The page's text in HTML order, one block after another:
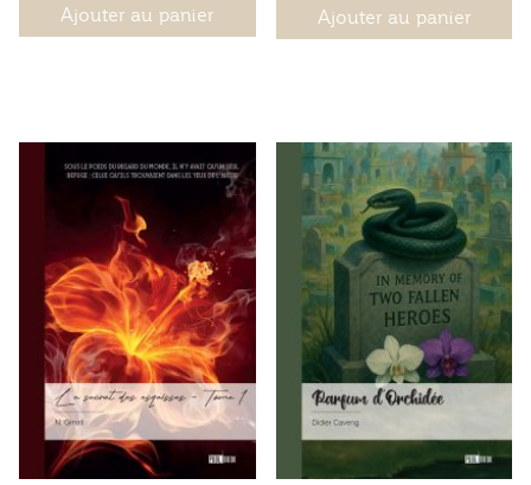
Ajouter au panier Ajouter au panier